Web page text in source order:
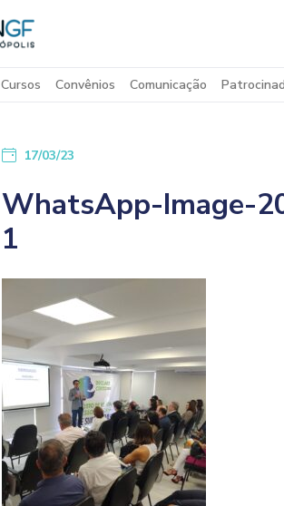
Cursos Convênios Comunicação
17/03/23
WhatsApp-Image-
1